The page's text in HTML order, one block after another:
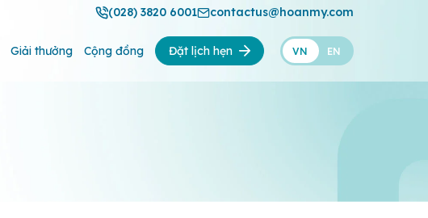
(028) 3820 6001 contactus@hoanmy.com
Giải thưởng Cộng đồng Đặt lịch hẹn VN EN